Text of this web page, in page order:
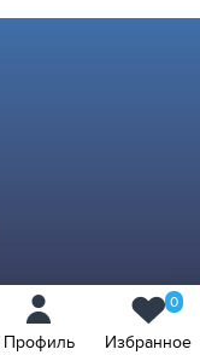
Профиль
0
Избранное